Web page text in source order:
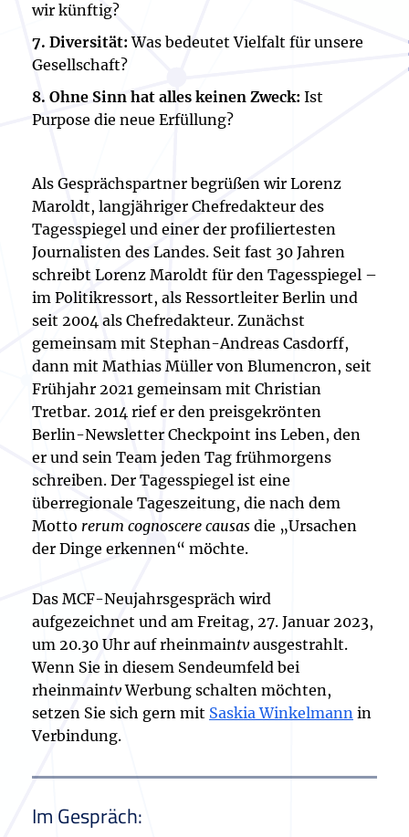
wir künftig?
7. Diversität:Was bedeutet Vielfalt für unsere
Gesellschaft?
8. Ohne Sinn hat alles keinen Zweck: Ist
Purpose die neue Erfüllung?
Als Gesprächspartner begrüßen wir Lorenz
Maroldt, langjähriger Chefredakteur des
Tagesspiegel und einer der profiliertesten
Journalisten des Landes. Seit fast 30 Jahren
schreibt Lorenz Maroldt für den Tagesspiegel –
im Politikressort, als Ressortleiter Berlin und
seit 2004 als Chefredakteur. Zunächst
gemeinsam mit Stephan-Andreas Casdorff,
dann mit Mathias Müller von Blumencron, seit
Frühjahr 2021 gemeinsam mit Christian
Tretbar. 2014 rief er den preisgekrönten
Berlin-Newsletter Checkpoint ins Leben, den
er und sein Team jeden Tag frühmorgens
schreiben. Der Tagesspiegel ist eine
überregionale Tageszeitung, die nach dem
Motto rerum cognoscere causas die „Ursachen
der Dinge erkennen“ möchte.
Das MCF-Neujahrsgespräch wird
aufgezeichnet und am Freitag, 27. Januar 2023,
um 20.30 Uhr auf rheinmaintv ausgestrahlt.
Wenn Sie in diesem Sendeumfeld bei
rheinmaintvWerbung schalten möchten,
setzen Sie sich gern mit Saskia Winkelmann in
Verbindung.
Im Gespräch: